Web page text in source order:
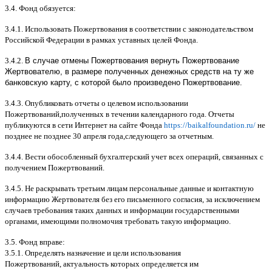
3.4. Фонд обязуется:
3.4.1. Использовать Пожертвования в соответствии с законодательством
Российской Федерации в рамках уставных целей Фонда
3.4.2. В случае отмены Пожертвования вернуть Пожертвование
Жертвователю, в размере полученных денежных средств на ту же
банковскую карту, с которой было произведено Пожертвование.
3.4.3. Опубликовать отчеты о целевом использовании
Пожертвований полученных в течении календарного года Отчеты
публикуются в сети Интернет на сайте Фонда https://baikalfoundation.ru/ не
позднее не позднее 30 апреля года следующего за отчетным
3.4.4. Вести обособленный бухгалтерский учет всех операций связанных с
получением Пожертвований
3.4.5. Не раскрывать третьим лицам персональные данные и контактную
информацию Жертвователя без его письменного согласия за исключением
случаев требования таких данных и информации государственными
органами имеющими полномочия требовать такую информацию
3.5. Фонд вправе:
3.5.1. Определять назначение и цели использования
Пожертвований актуальность которых определяется им